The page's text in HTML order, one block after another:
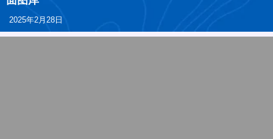
2025年2月28日